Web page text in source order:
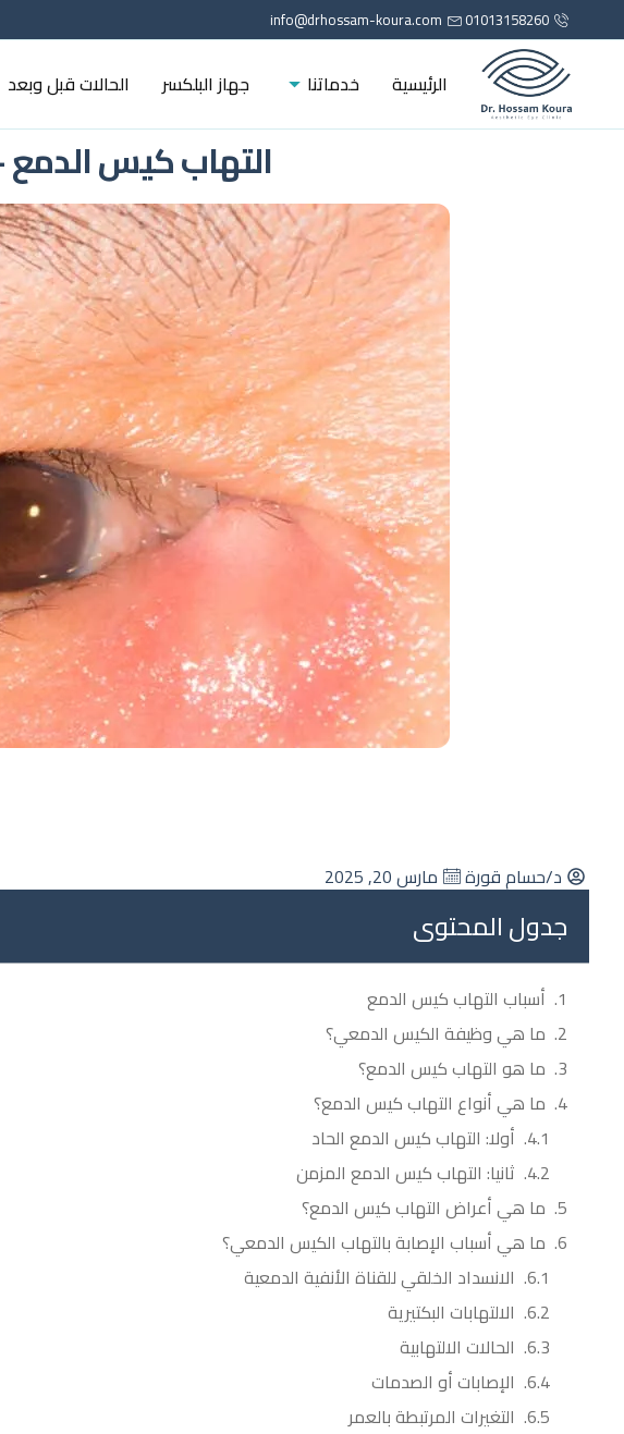
01013158260
info@drhossam-koura.com
الرئيسية خدماتنا جهاز البلكسر الحالات قبل وبعد
التهاب كيس الدمع
د/حسام قورة مارس 20, 2025
جدول المحتوى
أسباب التهاب كيس الدمع
ما هي وظيفة الكيس الدمعي؟
ما هو التهاب كيس الدمع؟
ما هي أنواع التهاب كيس الدمع؟
أولا: التهاب كيس الدمع الحاد
ثانيا: التهاب كيس الدمع المزمن
ما هي أعراض التهاب كيس الدمع؟
ما هي أسباب الإصابة بالتهاب الكيس الدمعي؟
الانسداد الخلقي للقناة الأنفية الدمعية
الالتهابات البكتيرية
الحالات الالتهابية
الإصابات أو الصدمات
التغيرات المرتبطة بالعمر